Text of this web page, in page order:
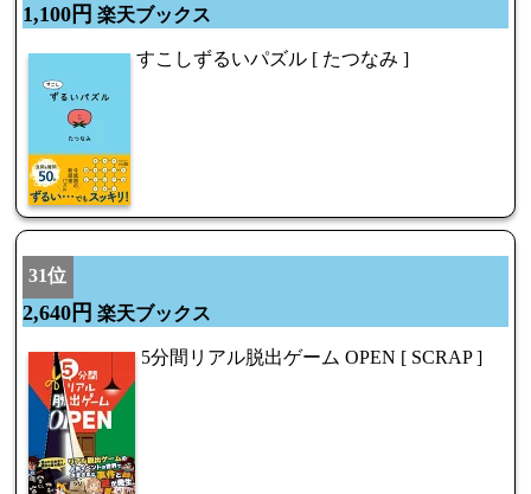
1,100円 楽天ブックス
すこしずるいパズル [ たつなみ ]
31位
2,640円 楽天ブックス
5分間リアル脱出ゲーム OPEN [ SCRAP ]